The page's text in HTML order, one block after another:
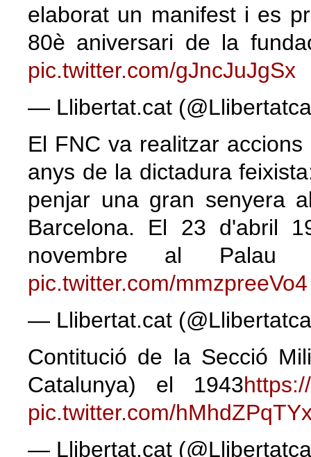
elaborat un manifest i es
80è aniversari de la
pic.twitter.com/gJncJuJgSx
— Llibertat.cat
El FNC va realitzar
anys de la dictadura
penjar una gran senyera
Barcelona. El 23 d'abril
novembre al
pic.twitter.com/mmzpreeVo4
— Llibertat.cat
Contitució de la Secció
Catalunya) el 1943
pic.twitter.com/
— Llibertat.cat